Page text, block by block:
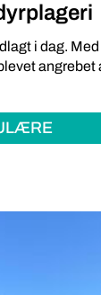
i dag.
angrebet